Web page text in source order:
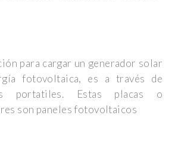
para cargar un generador solar
fotovoltaica, es a través de
portatiles. Estas placas o
son paneles fotovoltaicos